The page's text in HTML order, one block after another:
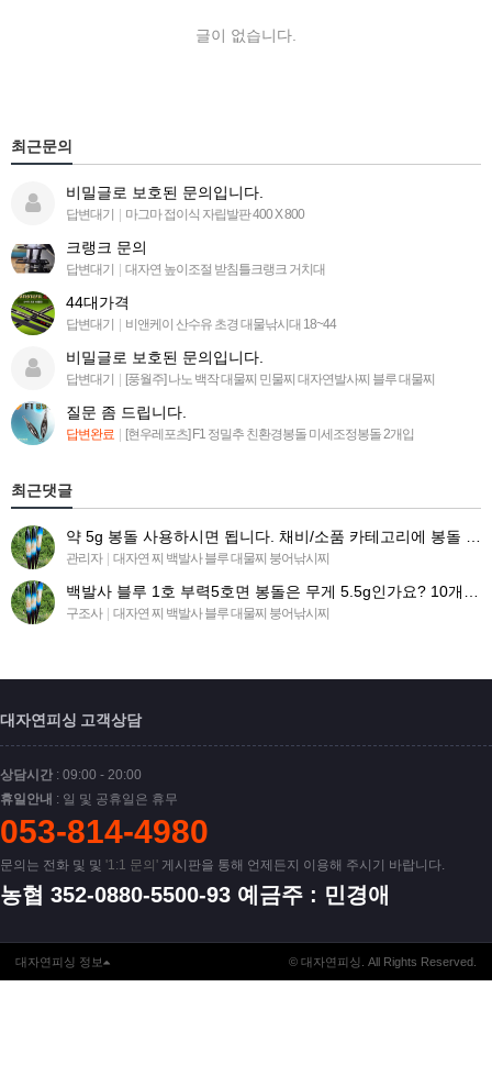
글이 없습니다.
최근문의
비밀글로 보호된 문의입니다.
답변대기 마그마 접이식 자립발판 400 X 800
크랭크 문의
답변대기 대자연 높이조절 받침틀크랭크 거치대
44대가격
답변대기 비앤케이 산수유 초경 대물낚시대 18~44
비밀글로 보호된 문의입니다.
답변대기 [풍월주] 나노 백작 대물찌 민물찌 대자연발사찌 블루 대물찌
질문 좀 드립니다.
답변완료 [현우레포츠] F1 정밀추 친환경봉돌 미세조정봉돌 2개입
최근댓글
약 5g 봉돌 사용하시면 됩니다. 채비/소품 카테고리에 봉돌 목록 들어가시면 찾아보실수 있습니다 ^^.
관리자 대자연 찌 백발사 블루 대물찌 붕어낚시찌
백발사 블루 1호 부력5호면 봉돌은 무게 5.5g인가요? 10개 구매시 유동봉돌(유동추.봉돌) 똑같이 구매하…
구조사 대자연 찌 백발사 블루 대물찌 붕어낚시찌
대자연피싱 고객상담
상담시간 : 09:00 - 20:00
휴일안내 : 일 및 공휴일은 휴무
053-814-4980
문의는 전화 및 및 '1:1 문의' 게시판을 통해 언제든지 이용해 주시기 바랍니다.
농협 352-0880-5500-93 예금주 : 민경애
대자연피싱 정보 © 대자연피싱. All Rights Reserved.